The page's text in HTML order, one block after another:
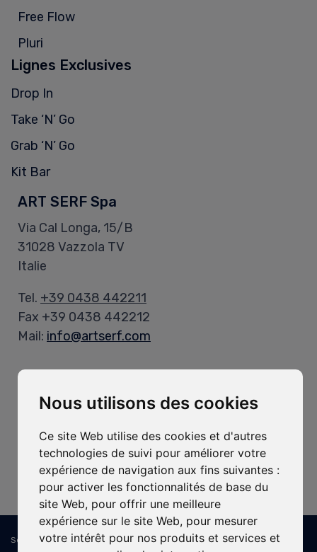
Nous utilisons des cookies
Ce site Web utilise des cookies et d'autres
technologies de suivi pour améliorer votre
expérience de navigation aux fins suivantes :
pour activer les fonctionnalités de base du
site Web, pour offrir une meilleure
expérience sur le site Web, pour mesurer
votre intérêt pour nos produits et services et
Free Flow
Pluri
Lignes Exclusives
Drop In
Take ‘N’ Go
Grab ‘N’ Go
Kit Bar
ART SERF Spa
Via Cal Longa, 15/B
31028 Vazzola TV
Italie
Tel. +39 0438 442211
Fax +39 0438 442212
Mail: info@artserf.com
Lun-Ven, 8h-12h / 13h30-17h30
Entrepôt:
Lun-Ven, 8h-11h45 / 13h15-16h30
Sede Legale e Operativa: ART SERF Spa - Via Cal Longa, 15/B - 31028